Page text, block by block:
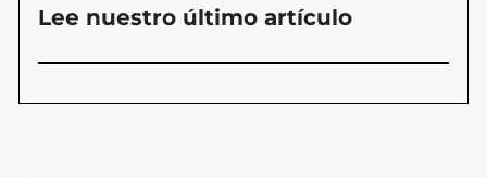
Lee nuestro último artículo